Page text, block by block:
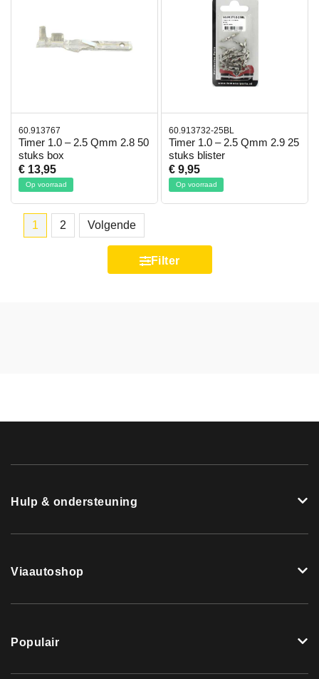
60.913767
Timer 1.0 – 2.5 Qmm 2.8 50
stuks box
€ 13,95
Op voorraad
60.913732-25BL
Timer 1.0 – 2.5 Qmm 2.9 25
stuks blister
€ 9,95
Op voorraad
1 2 Volgende
Filter
Hulp & ondersteuning
Viaautoshop
Populair